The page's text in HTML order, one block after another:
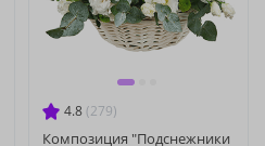
4.8 (279)
Композиция "Подснежники